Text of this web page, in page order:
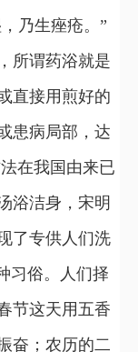
乃生痤疮。”
所谓药浴就是
直接用煎好的
患病局部，达
在我国由来已
浴洁身，宋明
了专供人们洗
习俗。人们择
节这天用五香
奋；农历的二